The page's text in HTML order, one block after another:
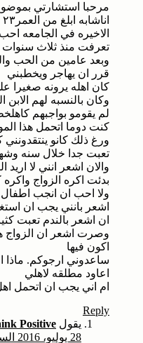
مرحبا استشارتي
الاخيره في الجامعه
تعرفت منذ ثلاث سنوات
وبعد عامين من الحب
قرر ان يهاجر ويخطبني
كان اهله يرونه صغيرا
وكان بالنسبه لهم الابن
لم يقومو بواجبهم
كنت دوما اتحمل هذا
ورغ ذلك كانو ينتقدونني
تعبت جدا خلال سنه
والان اشعر انني لا اريد
بدئت اكره الزواج
ولا احب ان انجب اطفال
اشعر بانني يجب ان
ان اشعر بالندم تعبت
وصرت اشعر ان
اكون فيها
ساعدوني ارجوكم. ماذا
اعاود مطلقه لاهلي
ام اني يجب ان اتحمل
Reply
يقول Positive
28 يوليو، 2016 الساعة 1:27 ص